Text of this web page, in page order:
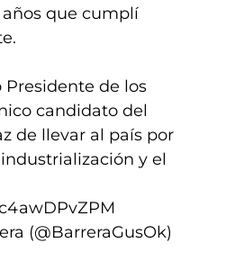
años que cumplí
Presidente de los
candidato del
de llevar al país por
y el
(@BarreraGusOk)